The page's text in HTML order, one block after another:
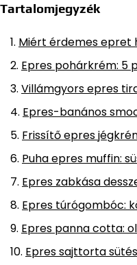
Tartalomjegyzék
Miért érdemes epret
Epres pohárkrém: 5
Villámgyors epres
Epres-banános
Frissítő epres
Puha epres muffin:
Epres zabkása
Epres túrógombóc:
Epres panna cotta:
Epres sajttorta